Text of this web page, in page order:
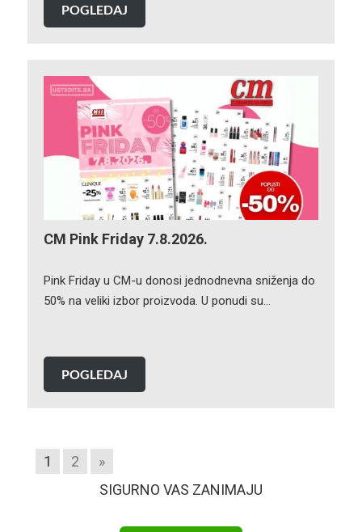
POGLEDAJ
CM Pink Friday 7.8.2026.
Pink Friday u CM-u donosi jednodnevna sniženja do
50% na veliki izbor proizvoda. U ponudi su…
POGLEDAJ
1 2
»
SIGURNO VAS ZANIMAJU